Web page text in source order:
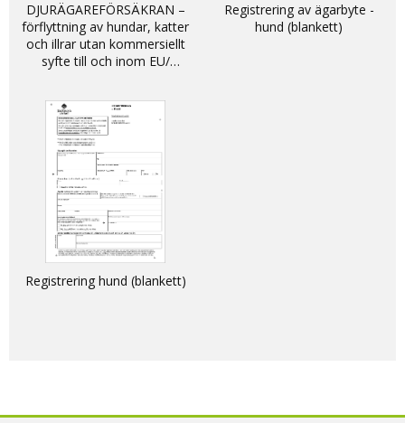
DJURÄGAREFÖRSÄKRAN –
förflyttning av hundar, katter
och illrar utan kommersiellt
syfte till och inom EU/
dogs, cats and ferrets into
and within the EU
Registrering av ägarbyte -
hund (blankett)
Registrering hund (blankett)